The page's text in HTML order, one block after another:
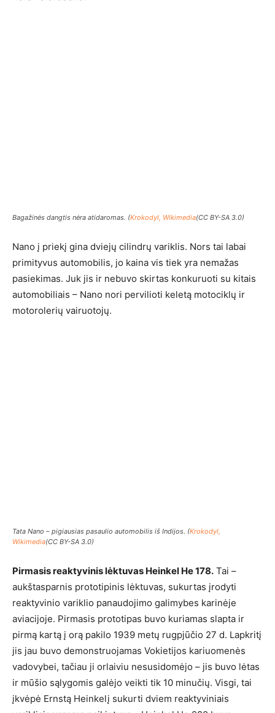
Bagažinės dangtis nėra atidaromas. (Krokodyl, Wikimedia(CC BY-SA 3.0)
Nano į priekį gina dviejų cilindrų variklis. Nors tai labai
primityvus automobilis, jo kaina vis tiek yra nemažas
pasiekimas. Juk jis ir nebuvo skirtas konkuruoti su kitais
automobiliais – Nano nori pervilioti keletą motociklų ir
motorolerių vairuotojų.
Tata Nano – pigiausias pasaulio automobilis iš Indijos. (Krokodyl,
Wikimedia(CC BY-SA 3.0)
Pirmasis reaktyvinis lėktuvas Heinkel He 178. Tai –
aukštasparnis prototipinis lėktuvas, sukurtas įrodyti
reaktyvinio variklio panaudojimo galimybes karinėje
aviacijoje. Pirmasis prototipas buvo kuriamas slapta ir
pirmą kartą į orą pakilo 1939 metų rugpjūčio 27 d. Lapkritį
jis jau buvo demonstruojamas Vokietijos kariuomenės
vadovybei, tačiau ji orlaiviu nesusidomėjo – jis buvo lėtas
ir mūšio sąlygomis galėjo veikti tik 10 minučių. Visgi, tai
įkvėpė Ernstą Heinkelį sukurti dviem reaktyviniais